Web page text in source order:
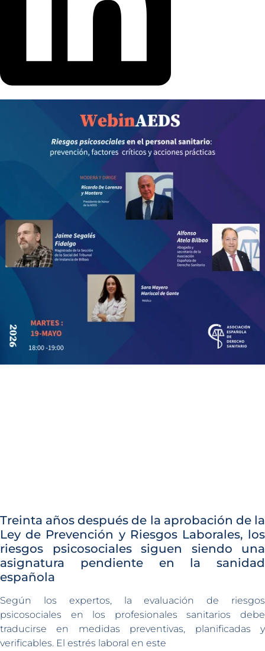
Treinta años después de la aprobación de la
Ley de Prevención y Riesgos Laborales, los
riesgos psicosociales siguen siendo una
asignatura pendiente en la sanidad
española
Según los expertos, la evaluación de riesgos
psicosociales en los profesionales sanitarios debe
traducirse en medidas preventivas, planificadas y
verificables. El estrés laboral en este